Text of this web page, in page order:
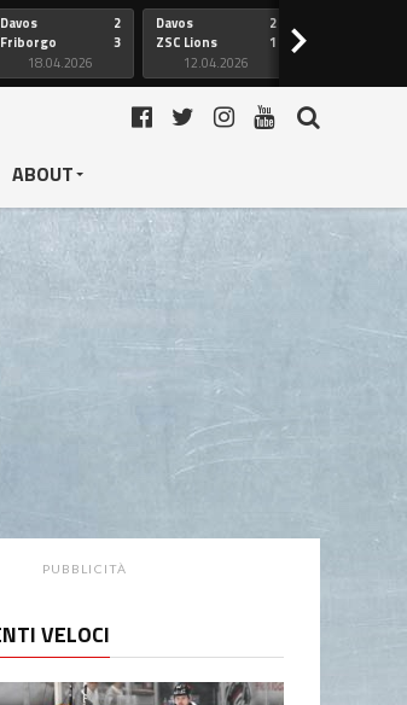
Davos
Friborgo
2
3
18.04.2026
Davos
ZSC Lions
2
1
12.04.2026
>
ABOUT
PUBBLICITÀ
VELOCI